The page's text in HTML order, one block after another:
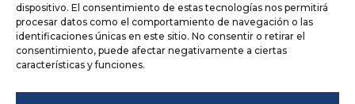
dispositivo. El consentimiento de estas tecnologías nos permitirá
procesar datos como el comportamiento de navegación o las
identificaciones únicas en este sitio. No consentir o retirar el
consentimiento, puede afectar negativamente a ciertas
características y funciones.
Hora local:
Repositorio